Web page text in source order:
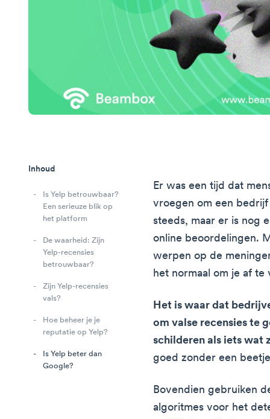
Inhoud
Is Yelp betrouwbaar?
Een serieuze blik op
het platform
De waarheid: Zijn
Yelp-recensies
betrouwbaar?
Zijn Yelp-recensies
vals?
Hoe beheer je je
reputatie op Yelp?
Is Yelp beter dan
Google?
Er was een tijd dat
vroegen om een
steeds, maar er is nog
online beoordelingen.
werpen op de
het normaal om je af te
Het is waar dat
om valse recensies te
schilderen als iets wat
goed zonder een
Bovendien gebruiken
algoritmes voor het